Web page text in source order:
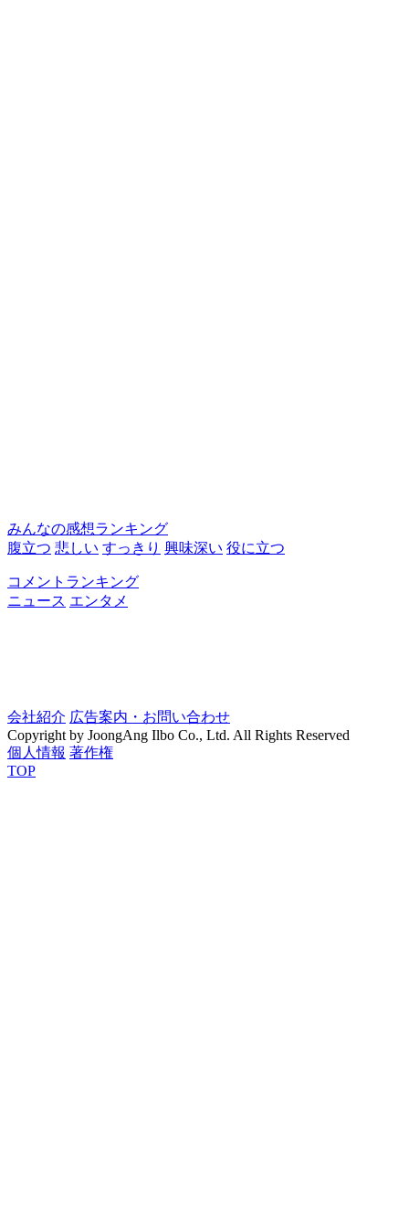
みんなの感想ランキング
腹立つ 悲しい すっきり 興味深い 役に立つ
コメントランキング
ニュース エンタメ
会社紹介 広告案内・お問い合わせ
Copyright by JoongAng Ilbo Co., Ltd. All Rights Reserved
個人情報 著作権
TOP